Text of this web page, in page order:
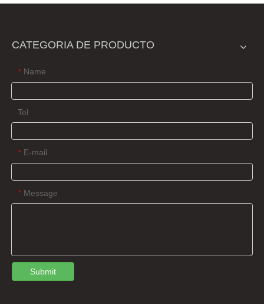
CATEGORIA DE PRODUCTO
* Name
Tel
* E-mail
* Message
Submit